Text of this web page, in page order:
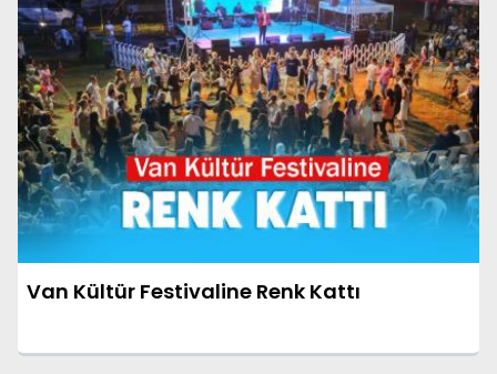
Van Kültür Festivaline Renk Kattı